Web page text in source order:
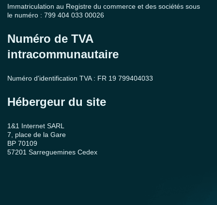
Immatriculation au Registre du commerce et des sociétés sous
le numéro : 799 404 033 00026
Numéro de TVA
intracommunautaire
Numéro d'identification TVA : FR 19 799404033
Hébergeur du site
1&1 Internet SARL
7, place de la Gare
BP 70109
57201 Sarreguemines Cedex